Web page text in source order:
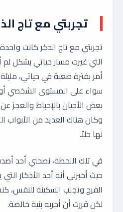
تجربتي مع تاج
تجربتي مع تاج الذكر كانت
التي غيرت مسار حياتي بشكل
أمر بفترة صعبة في حياتي،
سواء على المستوى الشخصي
بعض الأحيان بالإحباط والعجز
وكان هناك العديد من الأبواب
لها حلاً.
في تلك اللحظة، نصحني أحد
حيث أخبرني أنه أحد الأذكار
الفرج وتجلب السكينة للنفس،
لكن قررت أن أجربه بنية خالصة.